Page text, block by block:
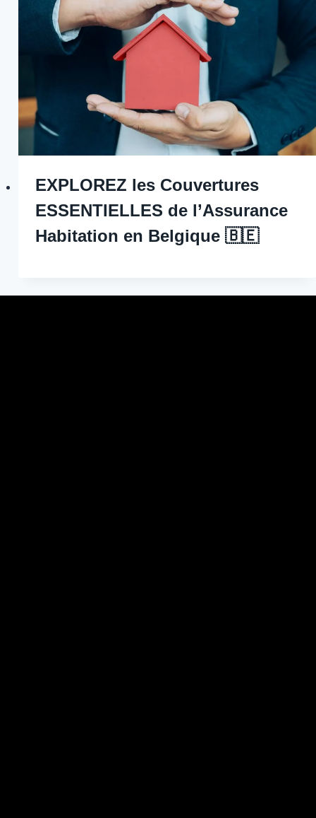
EXPLOREZ les Couvertures
ESSENTIELLES de l’Assurance
Habitation en Belgique 🇧🇪 ️